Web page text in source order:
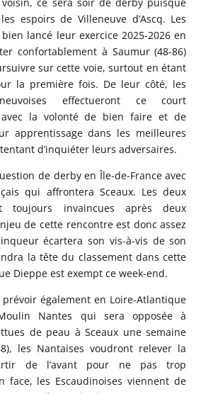
espoirs de Villeneuve d’Ascq. Les
lancé leur exercice 2025-2026 en
confortablement à Saumur (48-86)
sur cette voie, surtout en étant
la première fois. De leur côté, les
effectueront ce court
avec la volonté de bien faire et de
apprentissage dans les meilleures
d’inquiéter leurs adversaires.
de derby en Île-de-France avec
qui affrontera Sceaux. Les deux
toujours invaincues après deux
de cette rencontre est donc assez
écartera son vis-à-vis de son
la tête du classement dans cette
Dieppe est exempt ce week-end.
prévoir également en Loire-Atlantique
Moulin Nantes qui sera opposée à
de peau à Sceaux une semaine
les Nantaises voudront relever la
de l’avant pour ne pas trop
face, les Escaudinoises viennent de